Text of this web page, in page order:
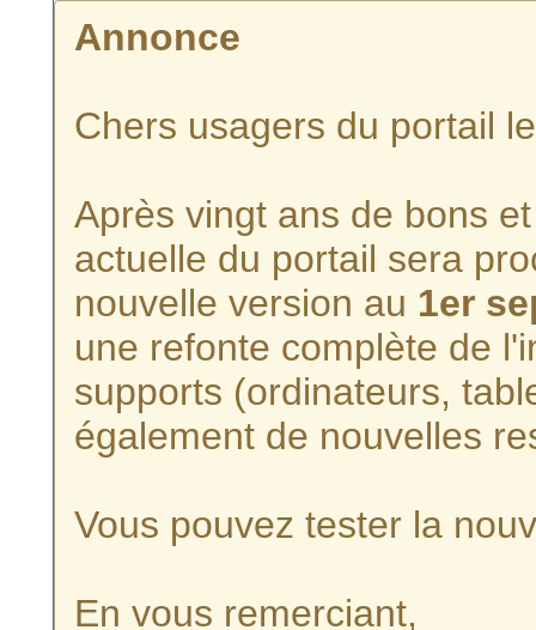
Annonce
Chers usagers du portail
Après vingt ans de bons
actuelle du portail sera
nouvelle version au 1er
une refonte complète de
supports (ordinateurs,
également de nouvelles
Vous pouvez tester la
En vous remerciant,